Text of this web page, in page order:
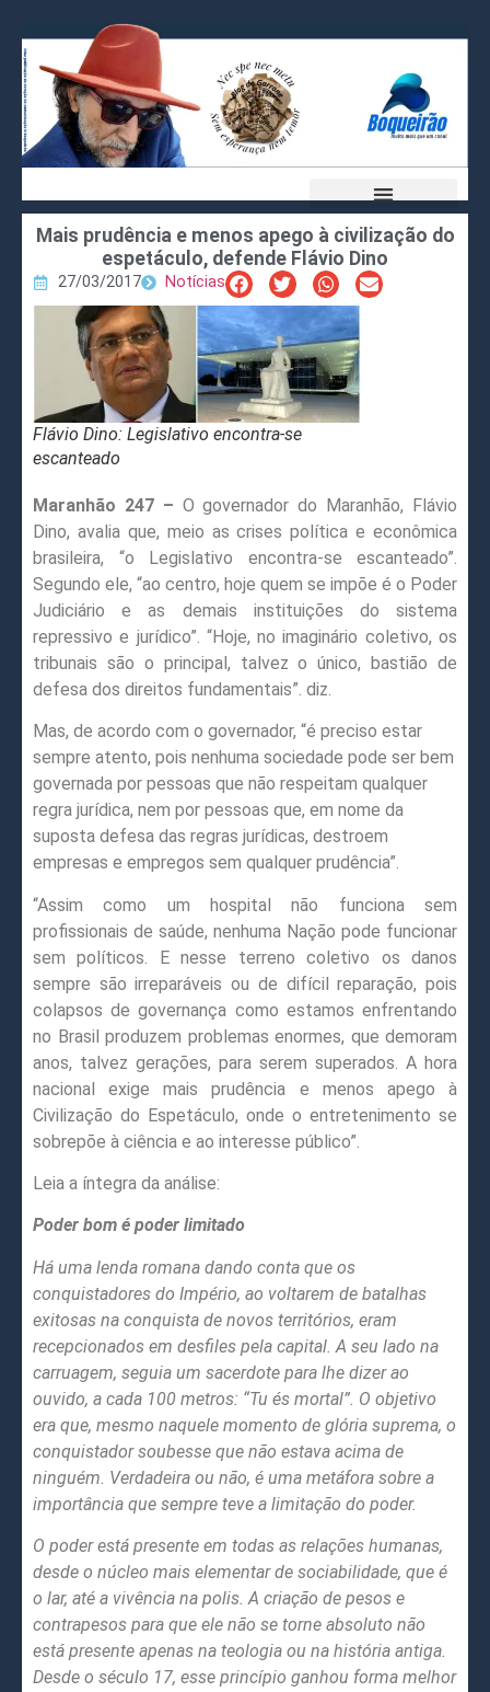
Mais prudência e menos apego à civilização do
espetáculo, defende Flávio Dino
27/03/2017 Notícias
Flávio Dino: Legislativo encontra-se
escanteado
Maranhão 247 – O governador do Maranhão, Flávio
Dino, avalia que, meio as crises política e econômica
brasileira, “o Legislativo encontra-se escanteado”.
Segundo ele, “ao centro, hoje quem se impõe é o Poder
Judiciário e as demais instituições do sistema
repressivo e jurídico”. “Hoje, no imaginário coletivo, os
tribunais são o principal, talvez o único, bastião de
defesa dos direitos fundamentais”. diz.
Mas, de acordo com o governador, “é preciso estar
sempre atento, pois nenhuma sociedade pode ser bem
governada por pessoas que não respeitam qualquer
regra jurídica, nem por pessoas que, em nome da
suposta defesa das regras jurídicas, destroem
empresas e empregos sem qualquer prudência”.
“Assim como um hospital não funciona sem
profissionais de saúde, nenhuma Nação pode funcionar
sem políticos. E nesse terreno coletivo os danos
sempre são irreparáveis ou de difícil reparação, pois
colapsos de governança como estamos enfrentando
no Brasil produzem problemas enormes, que demoram
anos, talvez gerações, para serem superados. A hora
nacional exige mais prudência e menos apego à
Civilização do Espetáculo, onde o entretenimento se
sobrepõe à ciência e ao interesse público”.
Leia a íntegra da análise:
Poder bom é poder limitado
Há uma lenda romana dando conta que os
conquistadores do Império, ao voltarem de batalhas
exitosas na conquista de novos territórios, eram
recepcionados em desfiles pela capital. A seu lado na
carruagem, seguia um sacerdote para lhe dizer ao
ouvido, a cada 100 metros: “Tu és mortal”. O objetivo
era que, mesmo naquele momento de glória suprema, o
conquistador soubesse que não estava acima de
ninguém. Verdadeira ou não, é uma metáfora sobre a
importância que sempre teve a limitação do poder.
O poder está presente em todas as relações humanas,
desde o núcleo mais elementar de sociabilidade, que é
o lar, até a vivência na polis. A criação de pesos e
contrapesos para que ele não se torne absoluto não
está presente apenas na teologia ou na história antiga.
Desde o século 17, esse princípio ganhou forma melhor